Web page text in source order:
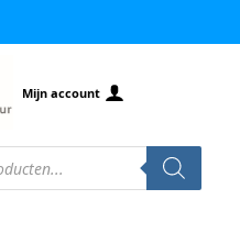
Mijn account